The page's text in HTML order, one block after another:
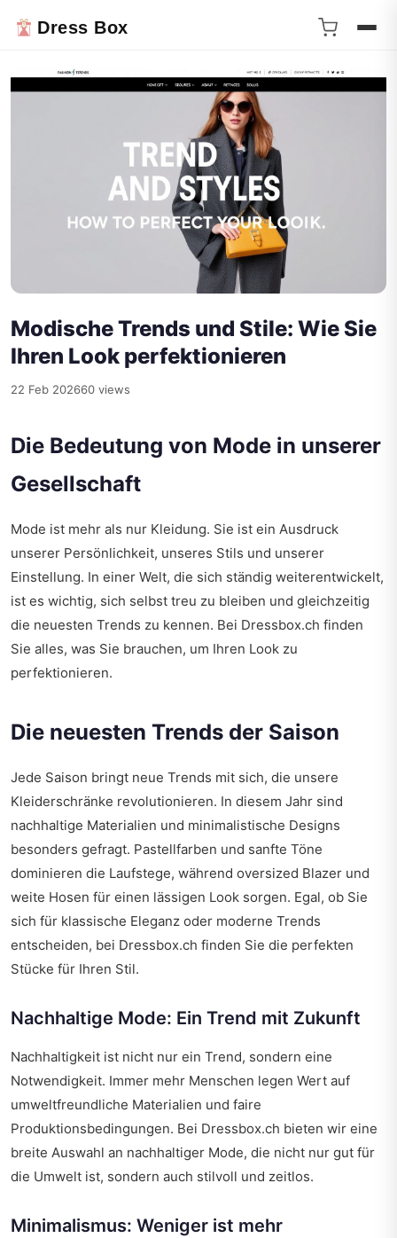
Dress Box
Modische Trends und Stile: Wie Sie
Ihren Look perfektionieren
22 Feb 202660 views
Die Bedeutung von Mode in unserer
Gesellschaft
Mode ist mehr als nur Kleidung. Sie ist ein Ausdruck
unserer Persönlichkeit, unseres Stils und unserer
Einstellung. In einer Welt, die sich ständig weiterentwickelt,
ist es wichtig, sich selbst treu zu bleiben und gleichzeitig
die neuesten Trends zu kennen. Bei Dressbox.ch finden
Sie alles, was Sie brauchen, um Ihren Look zu
perfektionieren.
Die neuesten Trends der Saison
Jede Saison bringt neue Trends mit sich, die unsere
Kleiderschränke revolutionieren. In diesem Jahr sind
nachhaltige Materialien und minimalistische Designs
besonders gefragt. Pastellfarben und sanfte Töne
dominieren die Laufstege, während oversized Blazer und
weite Hosen für einen lässigen Look sorgen. Egal, ob Sie
sich für klassische Eleganz oder moderne Trends
entscheiden, bei Dressbox.ch finden Sie die perfekten
Stücke für Ihren Stil.
Nachhaltige Mode: Ein Trend mit Zukunft
Nachhaltigkeit ist nicht nur ein Trend, sondern eine
Notwendigkeit. Immer mehr Menschen legen Wert auf
umweltfreundliche Materialien und faire
Produktionsbedingungen. Bei Dressbox.ch bieten wir eine
breite Auswahl an nachhaltiger Mode, die nicht nur gut für
die Umwelt ist, sondern auch stilvoll und zeitlos.
Minimalismus: Weniger ist mehr